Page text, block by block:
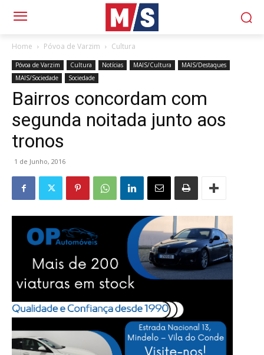
Home Póvoa de Varzim Cultura
Póvoa de Varzim Cultura Notícias MAIS/Cultura
MAIS/Destaques
MAIS/Sociedade
Sociedade
Bairros concordam com
segunda noitada junto aos
tronos
1 de Junho, 2016